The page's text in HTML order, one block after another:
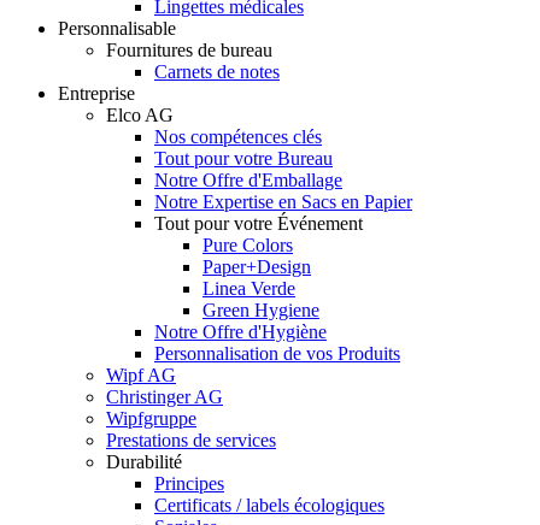
Lingettes médicales
Personnalisable
Fournitures de bureau
Carnets de notes
Entreprise
Elco AG
Nos compétences clés
Tout pour votre Bureau
Notre Offre d'Emballage
Notre Expertise en Sacs en Papier
Tout pour votre Événement
Pure Colors
Paper+Design
Linea Verde
Green Hygiene
Notre Offre d'Hygiène
Personnalisation de vos Produits
Wipf AG
Christinger AG
Wipfgruppe
Prestations de services
Durabilité
Principes
Certificats / labels écologiques